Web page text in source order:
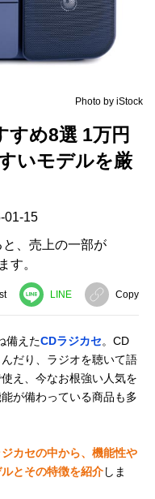
Photo by iStock
め8選 1万円
いモデルを厳
01-15
、売上の一部が
す。
LINE Copy
備えたCDラジカセ。CD
だり、ラジオを聴いて語
え、今なお根強い人気を
が備わっている商品も多
カセの中から、機能性や
とその特徴を紹介しま